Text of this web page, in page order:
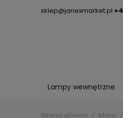
sklep@janexmarket.pl
Lampy wewnętrzne
Strona główna Marki